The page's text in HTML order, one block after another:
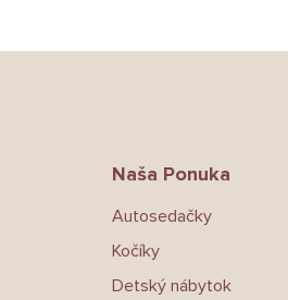
Naša Ponuka
Autosedačky
Kočíky
Detský nábytok